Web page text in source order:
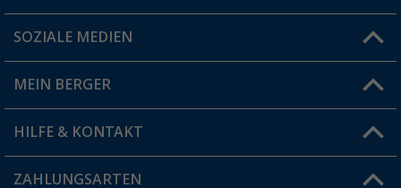
Du hast eine Frage?
Filiale finden
SOZIALE MEDIEN
MEIN BERGER
Vorteilskarte
Blog
HILFE & KONTAKT
FAQ & Kontakt
ZAHLUNGSARTEN